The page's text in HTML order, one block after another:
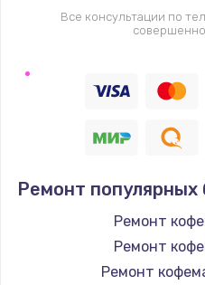
Все консультации по
Ремонт
Ремонт
Ремонт
Ремонт